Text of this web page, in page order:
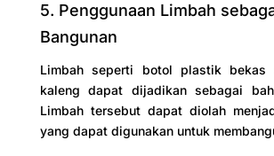
5. Penggunaan Limbah
Bangunan
Limbah seperti botol plastik bekas
kaleng dapat dijadikan sebagai
Limbah tersebut dapat diolah
yang dapat digunakan untuk